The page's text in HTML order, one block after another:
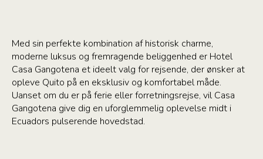
Med sin perfekte kombination af historisk charme,
moderne luksus og fremragende beliggenhed er Hotel
Casa Gangotena et ideelt valg for rejsende, der ønsker at
opleve Quito på en eksklusiv og komfortabel måde.
Uanset om du er på ferie eller forretningsrejse, vil Casa
Gangotena give dig en uforglemmelig oplevelse midt i
Ecuadors pulserende hovedstad.